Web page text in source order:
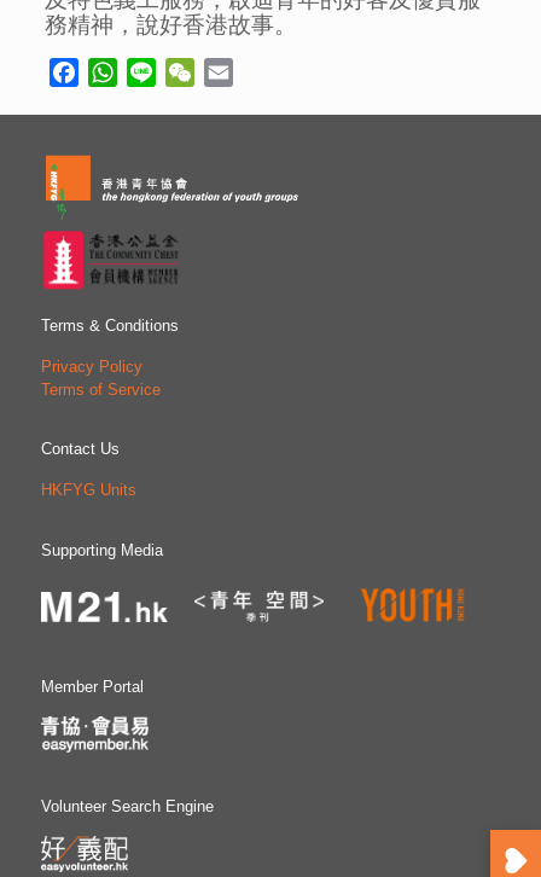
務精神，說好香港故事。
FacebookWhatsApp
Line WeChat
Terms & Conditions
Privacy Policy
Terms of Service
Contact Us
HKFYG Units
Supporting Media
Member Portal
Volunteer Search Engine